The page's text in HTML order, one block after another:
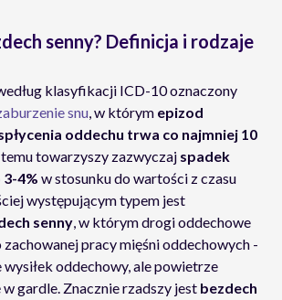
senny? Definicja i rodzaje
klasyfikacji ICD-10 oznaczony
snu, w którym epizod
oddechu trwa co najmniej 10
towarzyszy zazwyczaj spadek
4% w stosunku do wartości z czasu
występującym typem jest
senny, w którym drogi oddechowe
zachowanej pracy mięśni oddechowych -
oddechowy, ale powietrze
gardle. Znacznie rzadszy jest bezdech